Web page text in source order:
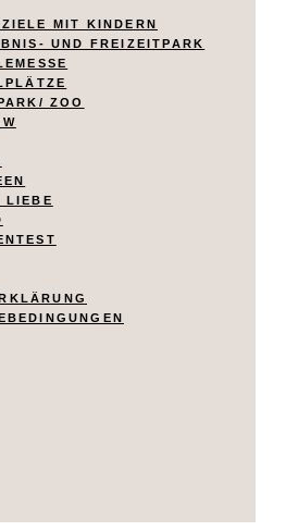
MIT KINDERN
UND FREIZEITPARK
ZOO
LIEBE